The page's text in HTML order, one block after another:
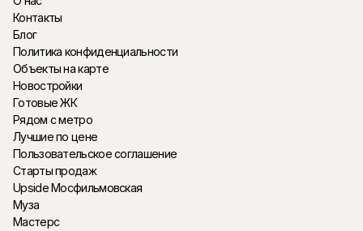
Контакты
Блог
Политика конфиденциальности
Объекты на карте
Новостройки
Готовые ЖК
Рядом с метро
Лучшие по цене
Пользовательское соглашение
Старты продаж
Upside Мосфильмовская
Муза
Мастерс